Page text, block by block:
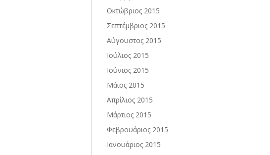
Οκτώβριος 2015
Σεπτέμβριος 2015
Αύγουστος 2015
Ιούλιος 2015
Ιούνιος 2015
Μάιος 2015
Απρίλιος 2015
Μάρτιος 2015
Φεβρουάριος 2015
Ιανουάριος 2015